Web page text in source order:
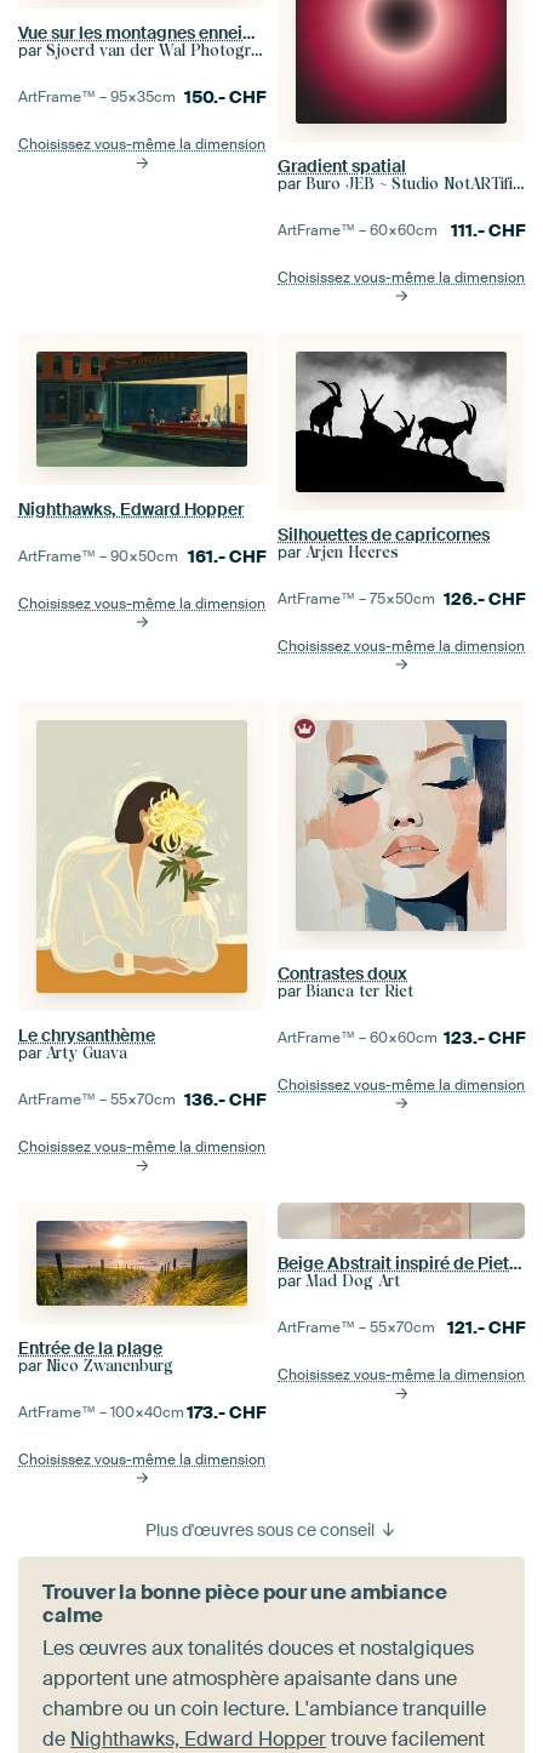
Vue sur les montagnes enneigées des Alpes du Tiroler en Autriche
par Sjoerd van der Wal Photographie
ArtFrame™ –95×35cm 150.-CHF
Choisissez vous-même la dimension
Gradient spatial
par Buro JEB ~ Studio NotARTificial
ArtFrame™ –60×60cm 111.-CHF
Choisissez vous-même la dimension
Nighthawks, Edward Hopper
ArtFrame™ –90×50cm 161.-CHF
Choisissez vous-même la dimension
Silhouettes de capricornes
par Arjen Heeres
ArtFrame™ –75×50cm 126.-CHF
Choisissez vous-même la dimension
Le chrysanthème
par Arty Guava
ArtFrame™ –55×70cm 136.-CHF
Choisissez vous-même la dimension
Contrastes doux
par Bianca ter Riet
ArtFrame™ –60×60cm 123.-CHF
Choisissez vous-même la dimension
Entrée de la plage
par Nico Zwanenburg
ArtFrame™ –100×40cm173.-CHF
Choisissez vous-même la dimension
Beige Abstrait inspiré de Piet Mondrian
par Mad Dog Art
ArtFrame™ –55×70cm 121.-CHF
Choisissez vous-même la dimension
Plus d'œuvres sous ce conseil
Trouver la bonne pièce pour une ambiance
calme
Les œuvres aux tonalités douces et nostalgiques
apportent une atmosphère apaisante dans une
chambre ou un coin lecture. L'ambiance tranquille
de Nighthawks, Edward Hoppertrouve facilement